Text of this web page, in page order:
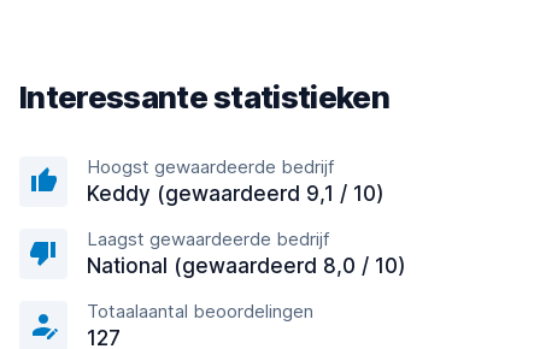
Interessante statistieken
Hoogst gewaardeerde bedrijf
Keddy (gewaardeerd 9,1 / 10)
Laagst gewaardeerde bedrijf
National (gewaardeerd 8,0 / 10)
Totaalaantal beoordelingen
127